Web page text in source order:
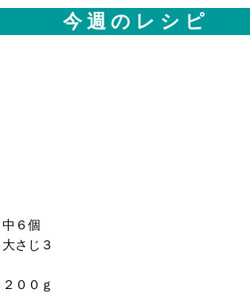
今 週 の レ シ ピ
中６個
大さじ３
２００ｇ